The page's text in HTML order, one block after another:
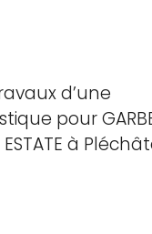
d’une
pour
ESTATE à